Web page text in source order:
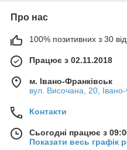
Про нас
100% позитивних з 30
Працює з 02.11.2018
м. Івано-Франківськ
вул. Височана, 20, Івано-
Контакти
Сьогодні працює з
Показати весь графік